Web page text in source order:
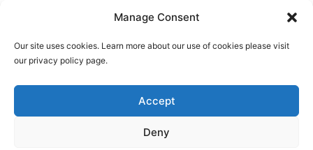
Manage Consent
Our site uses cookies. Learn more about our use of cookies please visit
our privacy policy page.
Accept
Deny
Load More